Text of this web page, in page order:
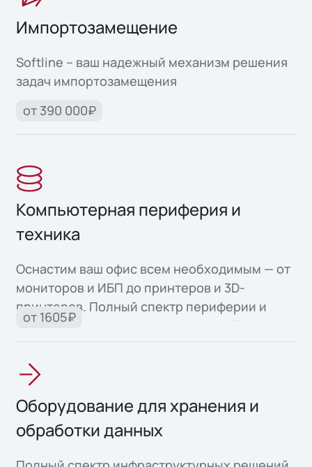
Импортозамещение
Softline – ваш надежный механизм решения
задач импортозамещения
от 390 000₽
Компьютерная периферия и
техника
Оснастим ваш офис всем необходимым — от
мониторов и ИБП до принтеров и 3D-
принтеров. Полный спектр периферии и
офисной техники для продуктивной работы.
от 1605₽
Оборудование для хранения и
обработки данных